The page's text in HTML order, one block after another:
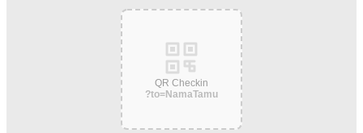
QR Checkin
?to=NamaTamu